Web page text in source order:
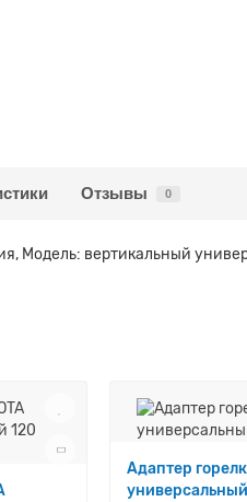
Отзывы 0
Модель: вертикальный
Адаптер